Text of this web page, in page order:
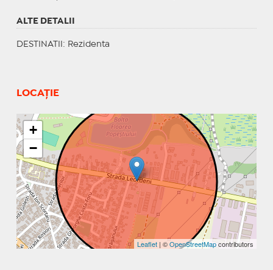
ALTE DETALII
DESTINATII : Rezidenta
LOCAȚIE
+
−
Leaflet | ©OpenStreetMapcontributors